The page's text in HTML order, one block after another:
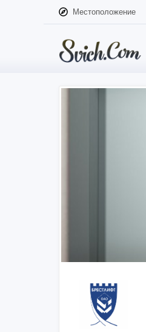
Местоположение